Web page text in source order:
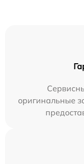
оригинальные